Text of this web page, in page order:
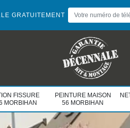
GRATUITEMENT
FISSURE
MORBIHAN
PEINTURE MAISON
56 MORBIHAN